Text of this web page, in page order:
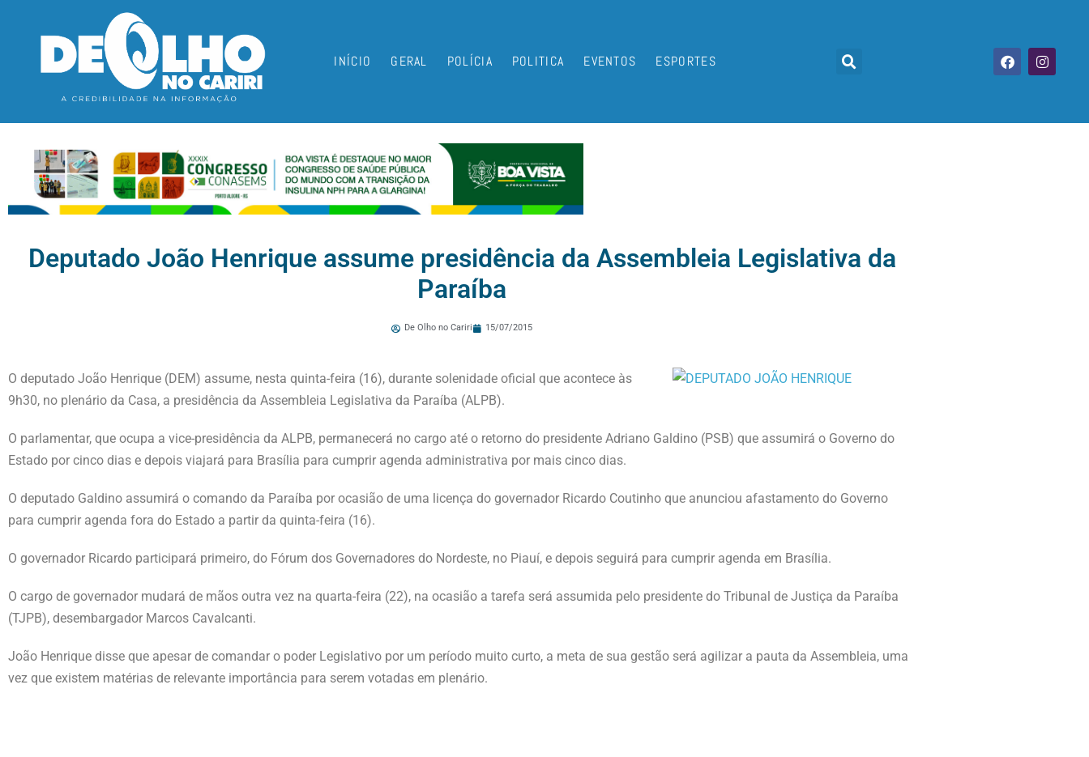
INÍCIO GERAL POLÍCIA POLITICA EVENTOS ESPORTES
Deputado João Henrique assume presidência da Assembleia Legislativa da
Paraíba
De Olho no Cariri 15/07/2015
O deputado João Henrique (DEM) assume, nesta quinta-feira (16), durante solenidade oficial que acontece às
9h30, no plenário da Casa, a presidência da Assembleia Legislativa da Paraíba (ALPB).
O parlamentar, que ocupa a vice-presidência da ALPB, permanecerá no cargo até o retorno do presidente Adriano Galdino (PSB) que assumirá o Governo do
Estado por cinco dias e depois viajará para Brasília para cumprir agenda administrativa por mais cinco dias.
O deputado Galdino assumirá o comando da Paraíba por ocasião de uma licença do governador Ricardo Coutinho que anunciou afastamento do Governo
para cumprir agenda fora do Estado a partir da quinta-feira (16).
O governador Ricardo participará primeiro, do Fórum dos Governadores do Nordeste, no Piauí, e depois seguirá para cumprir agenda em Brasília.
O cargo de governador mudará de mãos outra vez na quarta-feira (22), na ocasião a tarefa será assumida pelo presidente do Tribunal de Justiça da Paraíba
(TJPB), desembargador Marcos Cavalcanti.
João Henrique disse que apesar de comandar o poder Legislativo por um período muito curto, a meta de sua gestão será agilizar a pauta da Assembleia, uma
vez que existem matérias de relevante importância para serem votadas em plenário.